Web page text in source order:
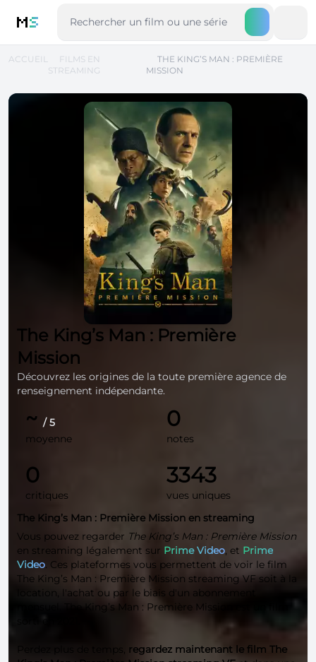
MS
ACCUEIL
FILMS EN
STREAMING
THE KING’S MAN : PREMIÈRE
MISSION
The King’s Man : Première
Mission
Découvrez les origines de la toute première agence de
renseignement indépendante.
~ / 5
moyenne
0
notes
0
critiques
3343
vues uniques
The King’s Man : Première Mission en streaming
Vous pouvez regarder The King’s Man : Première Mission
en streaming légalement sur Prime Video, et Prime
Video. Ces plateformes vous permettent de voir le film
The King’s Man : Première Mission streaming VF soit à la
location, l'achat ou par le biais d'un abonnement
mensuel. The King’s Man : Première Mission est un film
sorti en 2021.
Perdez plus de temps, regardez maintenant le film The